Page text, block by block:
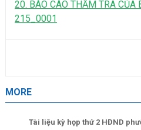
20. BÁO CÁO THẨM TRA
215_0001
MORE
Tài liệu kỳ họp thứ 2 HĐND